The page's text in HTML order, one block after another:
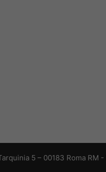
5 – 00183 Roma RM -